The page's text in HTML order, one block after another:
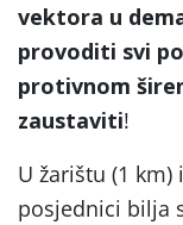
vektora u
provoditi svi
protivnom
zaustaviti!
U žarištu (1
posjednici bilja